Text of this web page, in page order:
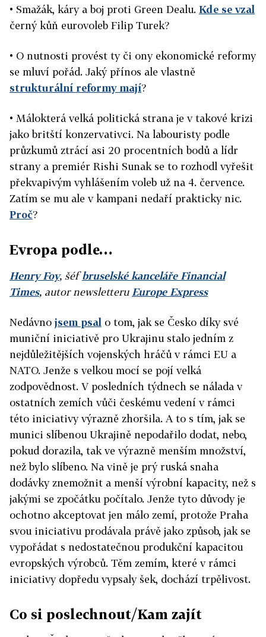
• Smažák, káry a boj proti Green Dealu. Kde se vzal
černý kůň eurovoleb Filip Turek?
• O nutnosti provést ty či ony ekonomické reformy
se mluví pořád. Jaký přínos ale vlastně
strukturální reformy mají?
• Málokterá velká politická strana je v takové krizi
jako britští konzervativci. Na labouristy podle
průzkumů ztrácí asi 20 procentních bodů a lídr
strany a premiér Rishi Sunak se to rozhodl vyřešit
překvapivým vyhlášením voleb už na 4. července.
Zatím se mu ale v kampani nedaří prakticky nic.
Proč?
Evropa podle…
Henry Foy, šéfbruselské kanceláře Financial
Times, autor newsletteru Europe Express
Nedávnojsem psal o tom, jak se Česko díky své
muniční iniciativě pro Ukrajinu stalo jedním z
nejdůležitějších vojenských hráčů v rámci EU a
NATO. Jenže s velkou mocí se pojí velká
zodpovědnost. V posledních týdnech se nálada v
ostatních zemích vůči českému vedení v rámci
této iniciativy výrazně zhoršila. A to s tím, jak se
munici slíbenou Ukrajině nepodařilo dodat, nebo,
pokud dorazila, tak ve výrazně menším množství,
než bylo slíbeno. Na vině je prý ruská snaha
dodávky znemožnit a menší výrobní kapacity, než s
jakými se zpočátku počítalo. Jenže tyto důvody je
ochotno akceptovat jen málo zemí, protože Praha
svou iniciativu prodávala právě jako způsob, jak se
vypořádat s nedostatečnou produkční kapacitou
evropských výrobců. Těm zemím, které v rámci
iniciativy dopředu vypsaly šek, dochází trpělivost.
Co si poslechnout/Kam zajít